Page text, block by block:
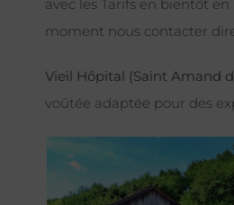
avec les Tarifs en bientôt
moment nous contacter
Vieil Hôpital (Saint Amand
voûtée adaptée pour des